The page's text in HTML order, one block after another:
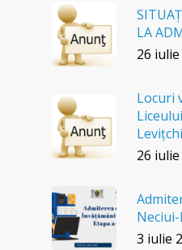
LA
26
Locuri
Levițchi
26
3 iulie